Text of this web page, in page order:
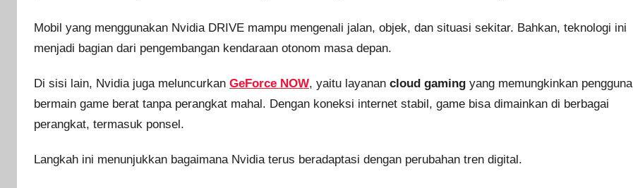
Mobil yang menggunakan Nvidia DRIVE mampu mengenali jalan, objek, dan situasi sekitar. Bahkan, teknologi ini
menjadi bagian dari pengembangan kendaraan otonom masa depan.
Di sisi lain, Nvidia juga meluncurkan GeForce NOW, yaitu layanan cloud gaming yang memungkinkan pengguna
bermain game berat tanpa perangkat mahal. Dengan koneksi internet stabil, game bisa dimainkan di berbagai
perangkat, termasuk ponsel.
Langkah ini menunjukkan bagaimana Nvidia terus beradaptasi dengan perubahan tren digital.